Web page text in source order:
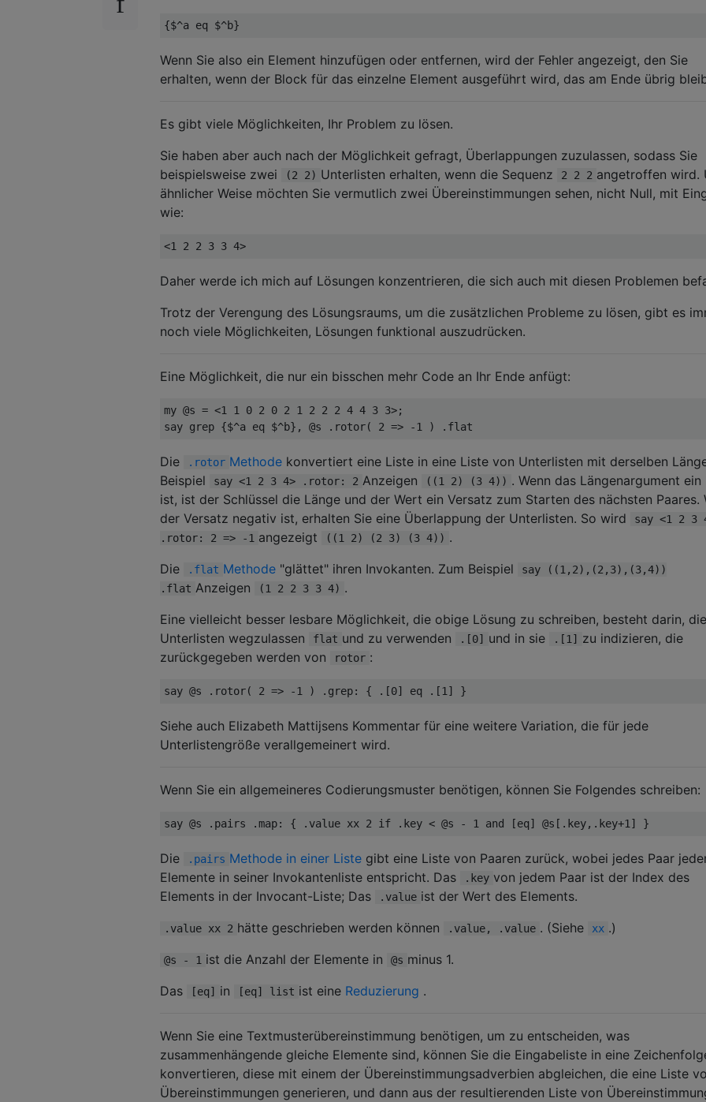
Wenn Sie also ein Element hinzufügen oder entfernen, wird der Fehler angezeigt, den Sie
erhalten, wenn der Block für das einzelne Element ausgeführt wird, das am Ende übrig
Es gibt viele Möglichkeiten, Ihr Problem zu lösen.
Sie haben aber auch nach der Möglichkeit gefragt, Überlappungen zuzulassen, sodass Sie
beispielsweise zwei
(2 2) Unterlisten erhalten, wenn die Sequenz 2 2 2 angetroffen wird.
ähnlicher Weise möchten Sie vermutlich zwei Übereinstimmungen sehen, nicht Null, mit
wie:
Daher werde ich mich auf Lösungen konzentrieren, die sich auch mit diesen Problemen
Trotz der Verengung des Lösungsraums, um die zusätzlichen Probleme zu lösen, gibt es
noch viele Möglichkeiten, Lösungen funktional auszudrücken.
Eine Möglichkeit, die nur ein bisschen mehr Code an Ihr Ende anfügt:
my @s = <1 1 0 2 0 2 1 2 2 2 4 4 3 3>;
Die .rotor Methode konvertiert eine Liste in eine Liste von Unterlisten mit derselben
Beispiel
say <1 2 3 4> .rotor: 2 Anzeigen ((1 2) (3 4)) . Wenn das Längenargument ein
ist, ist der Schlüssel die Länge und der Wert ein Versatz zum Starten des nächsten Paares.
der Versatz negativ ist, erhalten Sie eine Überlappung der Unterlisten. So wird
say <1 2 3
.rotor: 2 => -1 angezeigt ((1 2) (2 3) (3 4)) .
Die
.flat Methode "glättet" ihren Invokanten. Zum Beispiel
say ((1,2),(2,3),(3,4))
.flat Anzeigen (1 2 2 3 3 4) .
Eine vielleicht besser lesbare Möglichkeit, die obige Lösung zu schreiben, besteht darin, die
Unterlisten wegzulassen
flat und zu verwenden .[0] und in sie .[1] zu indizieren, die
zurückgegeben werden von
rotor :
Siehe auch Elizabeth Mattijsens Kommentar für eine weitere Variation, die für jede
Unterlistengröße verallgemeinert wird.
Wenn Sie ein allgemeineres Codierungsmuster benötigen, können Sie Folgendes schreiben:
Die .pairs Methode in einer Liste gibt eine Liste von Paaren zurück, wobei jedes Paar
Elemente in seiner Invokantenliste entspricht. Das
.key von jedem Paar ist der Index des
Elements in der Invocant-Liste; Das
.value ist der Wert des Elements.
.value xx 2 hätte geschrieben werden können .value, .value . (Siehe xx .)
@s - 1 ist die Anzahl der Elemente in @s minus 1.
Das
[eq] in [eq] list ist eine Reduzierung .
Wenn Sie eine Textmusterübereinstimmung benötigen, um zu entscheiden, was
zusammenhängende gleiche Elemente sind, können Sie die Eingabeliste in eine
konvertieren, diese mit einem der Übereinstimmungsadverbien abgleichen, die eine Liste
Übereinstimmungen generieren, und dann aus der resultierenden Liste von